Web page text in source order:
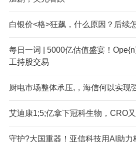
白银价<格>狂飙，什么原因？后续
每日一词 | 5000亿估值盛宴！
工持股交易
厨电市场整体承压,，海信何以实现
艾迪康1;5;亿拿下冠科生物，CRO
守护?大国重器！亚信科技用AI助力